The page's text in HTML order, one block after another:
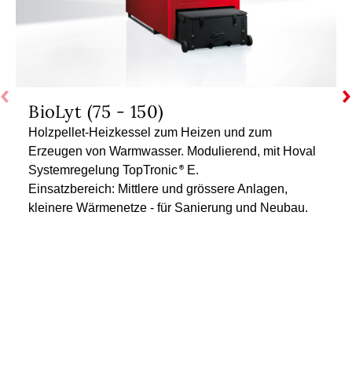
BioLyt (75 - 150)
Holzpellet-Heizkessel zum Heizen und zum
Erzeugen von Warmwasser. Modulierend, mit Hoval
Systemregelung TopTronic
E.
Einsatzbereich: Mittlere und grössere Anlagen,
kleinere Wärmenetze - für Sanierung und Neubau.